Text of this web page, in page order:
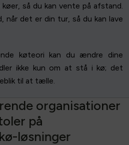
så du kan vente på afstand.
når det er din tur, så du kan lave
køteori kan du ændre dine
ikke kun om at stå i kø; det
til at tælle.
rende organisationer
oler på
kø-løsninger